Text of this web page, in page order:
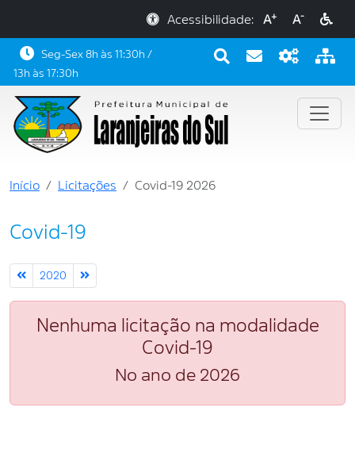
Acessibilidade: A+ A-
Seg-Sex 8h às 11:30h /
13h às 17:30h
Início Licitações Covid-19 2026
Covid-19
2020
Nenhuma licitação na modalidade
Covid-19
No ano de 2026